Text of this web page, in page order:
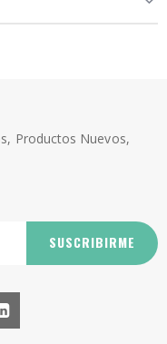
Productos Nuevos,
SUSCRIBIRME